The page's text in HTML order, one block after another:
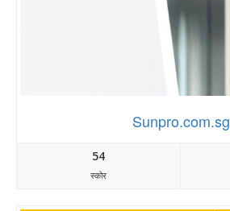
Sunpro.com.sg
54
स्कोर